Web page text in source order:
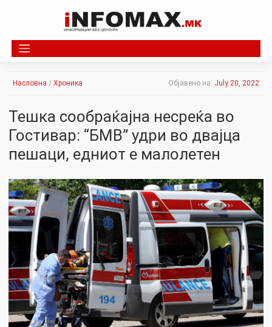
Насловна / Хроника Објавено на: July 20, 2022
Тешка сообраќајна несреќа во
Гостивар: “БМВ” удри во двајца
пешаци, едниот е малолетен